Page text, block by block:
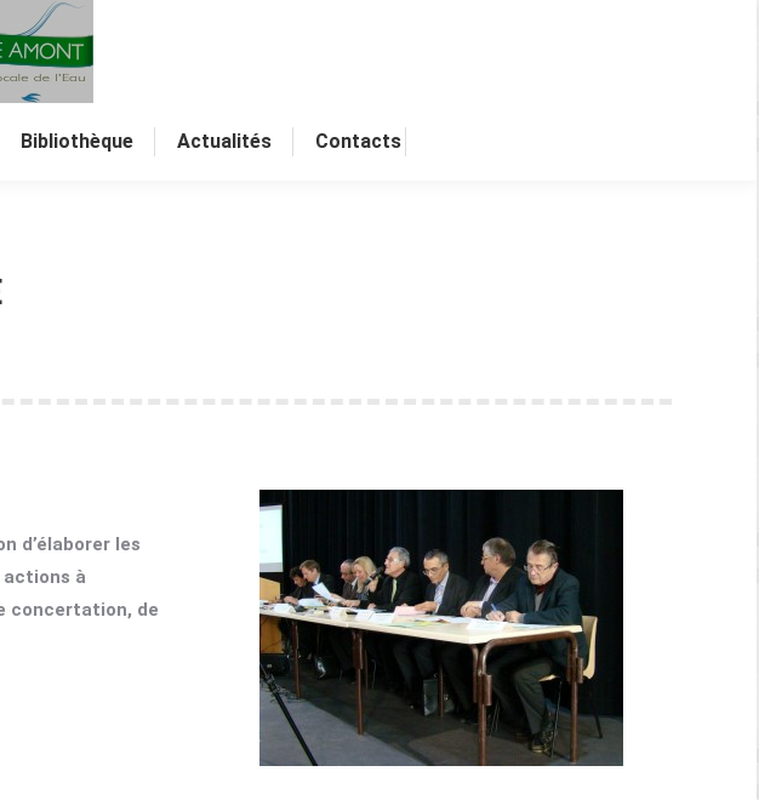
Bibliothèque Actualités Contacts
d’élaborer les
à
concertation, de